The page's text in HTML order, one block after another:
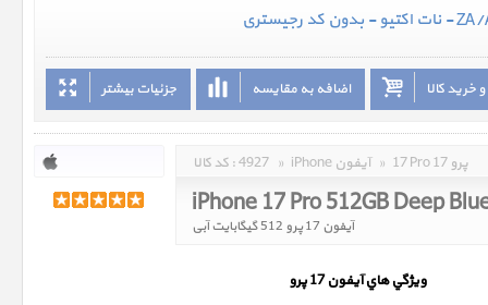
جزئیات بیشتر اضافه به مقایسه خرید کالا
کد کالا : 4927 » iPhone آیفون » 17 Pro 17 پرو
iPhone 17 Pro 512GB Deep
آیفون 17 پرو 512 گیگابایت آبی
ويژگي هاي آيفون 17 پرو